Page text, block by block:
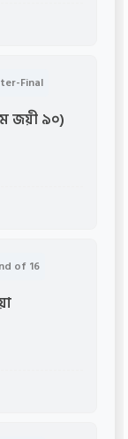
Final
জয়ী ৯০)
of 16